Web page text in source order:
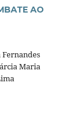
AO
Maria